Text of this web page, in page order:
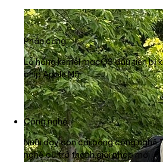
Phần cứng
Lỗ hổng kernel macOS đầu tiên bị
chip Apple M5
Công nghệ
Nuôi dạy con cái bằng công nghệ
nghệ cũ trở thành giải pháp mới